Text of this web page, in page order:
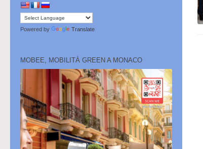
Powered by Translate
MOBEE, MOBILITÀ GREEN A MONACO